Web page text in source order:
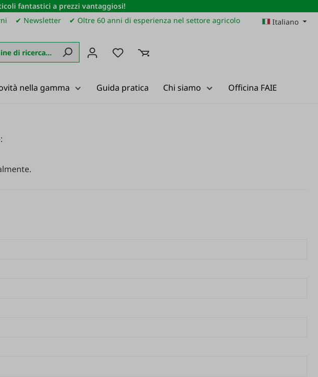
fantastici a prezzi vantaggiosi!
✔ Newsletter ✔ Oltre 60 anni di esperienza nel settore agricolo Italiano
Hai 0 articoli nella lista dei desideri
nella gamma Guida pratica Chi siamo Officina FAIE
:
.